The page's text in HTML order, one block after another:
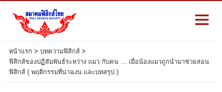
หน้าแรก > บทความฟิสิกส์ >
ฟิสิกส์ของปฏิสัมพันธ์ระหว่าง แมว กับคน … เมื่อน้องแมวถูกนำมาช่วยสอน
ฟิสิกส์ ( พฤติกรรมที่น่าฉงน และบทสรุป )